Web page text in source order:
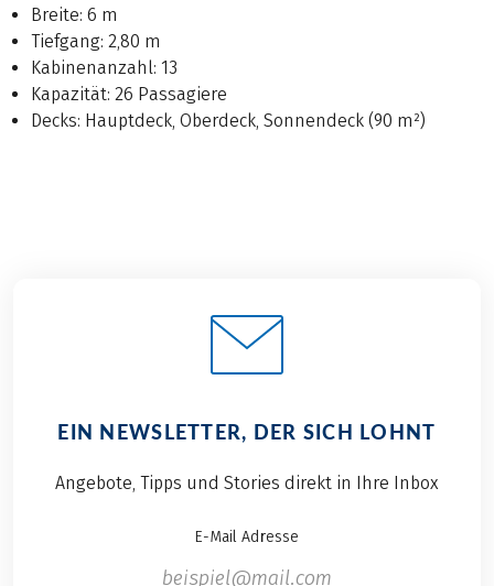
Breite: 6 m
Tiefgang: 2,80 m
Kabinenanzahl: 13
Kapazität: 26 Passagiere
Decks: Hauptdeck, Oberdeck, Sonnendeck (90 m²)
EIN NEWSLETTER, DER SICH LOHNT
Angebote, Tipps und Stories direkt in Ihre Inbox
E-Mail Adresse